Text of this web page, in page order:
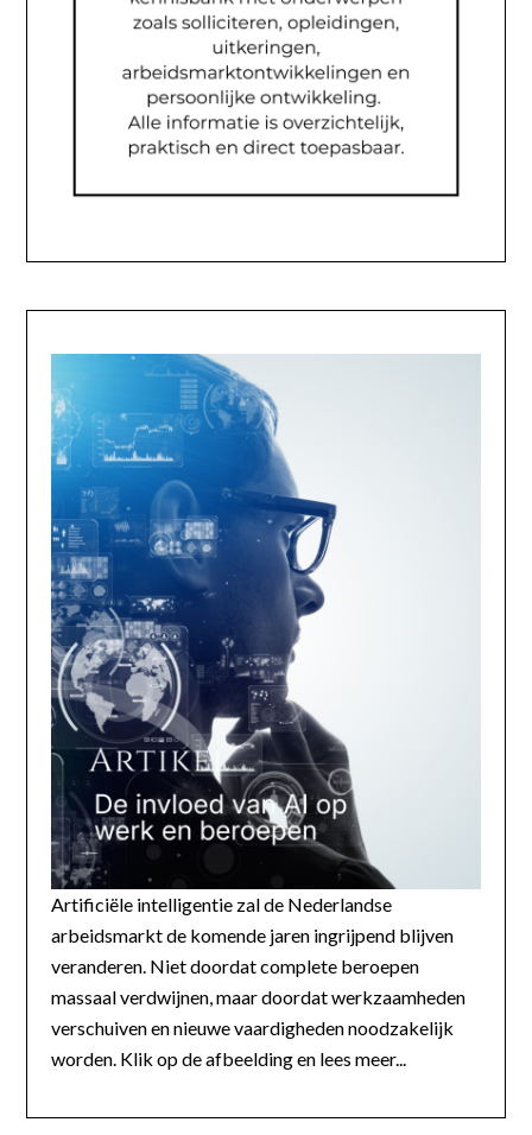
Artificiële intelligentie zal de Nederlandse
arbeidsmarkt de komende jaren ingrijpend blijven
veranderen. Niet doordat complete beroepen
massaal verdwijnen, maar doordat werkzaamheden
verschuiven en nieuwe vaardigheden noodzakelijk
worden. Klik op de afbeelding en lees meer...